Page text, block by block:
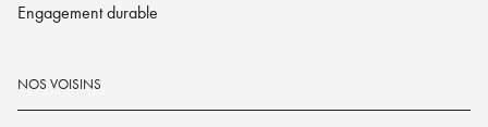
Engagement durable
NOS VOISINS